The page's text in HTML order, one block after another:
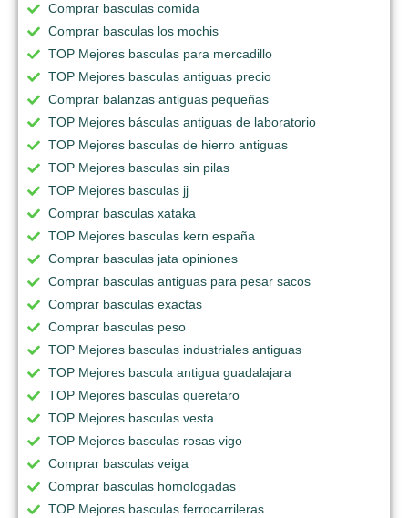
Comprar basculas comida
Comprar basculas los mochis
TOP Mejores basculas para mercadillo
TOP Mejores basculas antiguas precio
Comprar balanzas antiguas pequeñas
TOP Mejores básculas antiguas de laboratorio
TOP Mejores basculas de hierro antiguas
TOP Mejores basculas sin pilas
TOP Mejores basculas jj
Comprar basculas xataka
TOP Mejores basculas kern españa
Comprar basculas jata opiniones
Comprar basculas antiguas para pesar sacos
Comprar basculas exactas
Comprar basculas peso
TOP Mejores basculas industriales antiguas
TOP Mejores bascula antigua guadalajara
TOP Mejores basculas queretaro
TOP Mejores basculas vesta
TOP Mejores basculas rosas vigo
Comprar basculas veiga
Comprar basculas homologadas
TOP Mejores basculas ferrocarrileras